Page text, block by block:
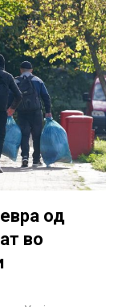
од
во